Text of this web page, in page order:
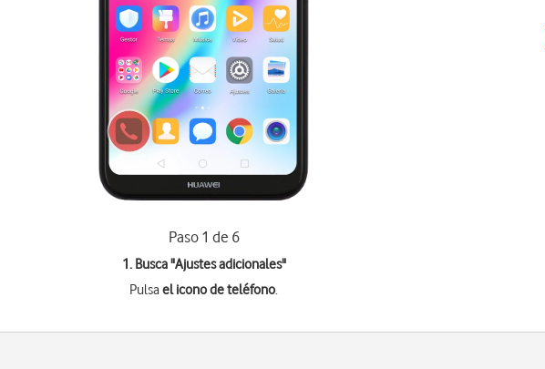
Paso 1 de 6
1. Busca "Ajustes adicionales"
Pulsael icono de teléfono.